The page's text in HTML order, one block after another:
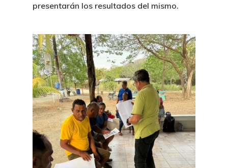
presentarán los resultados del mismo.